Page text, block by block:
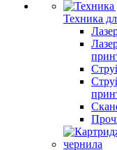
Техника